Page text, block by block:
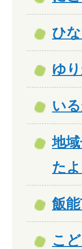
ひ
ゆ
い
地
た
飯
こ